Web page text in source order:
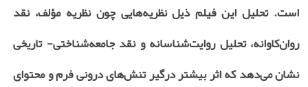
است. تحلیل این فیلم ذیل نظریه‌هایی چون نظریه مؤلف، نقد
روان‌کاوانه، تحلیل روایت‌شناسانه و نقد جامعه‌شناختی- تاریخی
نشان می‌دهد که اثر بیشتر درگیر تنش‌های درونی فرم و محتوای